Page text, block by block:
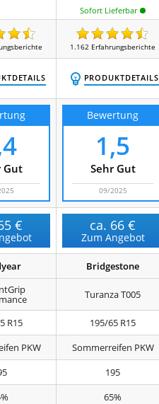
Sofort Lieferbar
1.162 Erfahrungsberichte
PRODUKTDETAILS
Gut
Bewertung
1,5
Sehr Gut
09/2025
€ ca. 66 €
Zum Angebot
Bridgestone
Turanza T005
R15 195/65 R15
PKW Sommerreifen PKW
195
65%